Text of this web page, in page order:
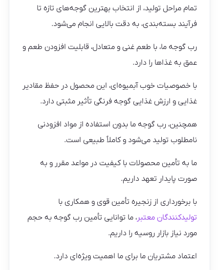
تمام مراحل تولید، از انتخاب بهترین گوجه‌های تازه تا
فرآیند بسته‌بندی، به دقت بالایی انجام می‌شود.
رب گوجه ما، با طعم غنی و متعادل، قابلیت افزودن طعم و
عمق به غذاها را دارد.
با خصوصیات خوب آبمیوه‌ای، این محصول در حفظ مقادیر
غذایی و ارزش غذایی گوجه فرنگی تأثیر مثبتی دارد.
همچنین، رب گوجه ما بدون استفاده از مواد افزودنی
نامطلوب تولید می‌شود و کاملاً طبیعی است.
ما به تأمین محصولات با کیفیت در مواعد مقرر و به
صورت پایدار تعهد داریم.
با برخورداری از زنجیره تأمین قوی و همکاری با
تولیدکنندگان معتبر، ما توانایی تأمین رب گوجه به حجم
مورد نیاز بازار روسیه را داریم.
اعتماد مشتریان ما برای ما اهمیت ویژه‌ای دارد.